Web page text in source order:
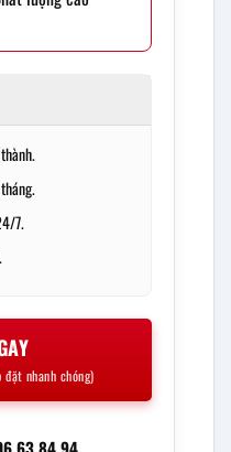
7.
nhanh chóng)